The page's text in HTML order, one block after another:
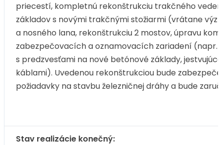
priecestí, kompletnú rekonštrukciu trakčného
základov s novými trakčnými stožiarmi (vrátane
a nosného lana, rekonštrukciu 2 mostov, úpravu
zabezpečovacích a oznamovacích zariadení (napr.
s predzvesťami na nové betónové základy,
káblami). Uvedenou rekonštrukciou bude
požiadavky na stavbu železničnej dráhy a bude
Stav realizácie konečný: